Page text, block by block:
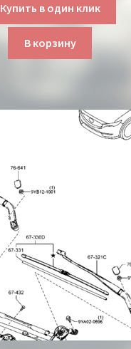
Купить в один клик
В корзину